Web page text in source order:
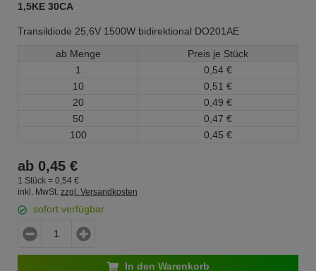
1,5KE 30CA
Transildiode 25,6V 1500W bidirektional DO201AE
ab Menge
Preis je Stück
1
0, 54 €
10
0, 51 €
20
0, 49 €
50
0, 47 €
100
0, 45 €
ab 0,45 €
1 Stück = 0, 54 €
inkl. MwSt. zzgl. Versandkosten
sofort verfügbar
In den Warenkorb